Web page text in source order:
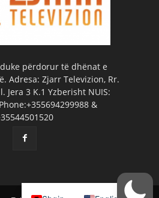
përdorur të dhënat e
Adresa: Zjarr Televizion, Rr.
Jera 3 K.1 Yzberisht NUIS:
&